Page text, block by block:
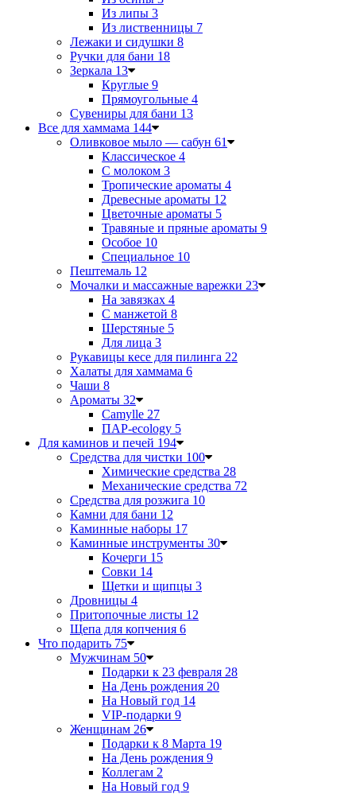
Из липы 3
Из лиственницы 7
Лежаки и сидушки 8
Ручки для бани 18
Зеркала 13
Круглые 9
Прямоугольные 4
Сувениры для бани 13
Все для хаммама 144
Оливковое мыло — сабун 61
Классическое 4
С молоком 3
Тропические ароматы 4
Древесные ароматы 12
Цветочные ароматы 5
Травяные и пряные ароматы 9
Особое 10
Специальное 10
Пештемаль 12
Мочалки и массажные варежки 23
На завязках 4
С манжетой 8
Шерстяные 5
Для лица 3
Рукавицы кесе для пилинга 22
Халаты для хаммама 6
Чаши 8
Ароматы 32
Camylle 27
ПАР-ecology 5
Для каминов и печей 194
Средства для чистки 100
Химические средства 28
Механические средства 72
Средства для розжига 10
Камни для бани 12
Каминные наборы 17
Каминные инструменты 30
Кочерги 15
Совки 14
Щетки и щипцы 3
Дровницы 4
Притопочные листы 12
Щепа для копчения 6
Что подарить 75
Мужчинам 50
Подарки к 23 февраля 28
На День рождения 20
На Новый год 14
VIP-подарки 9
Женщинам 26
Подарки к 8 Марта 19
На День рождения 9
Коллегам 2
На Новый год 9